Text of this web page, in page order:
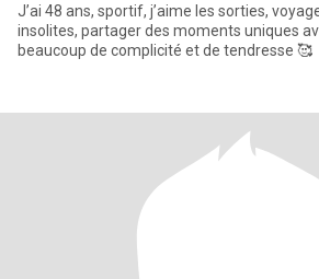
J’ai 48 ans, sportif, j’aime les sorties,
insolites, partager des moments uniques
beaucoup de complicité et de tendresse 🥰